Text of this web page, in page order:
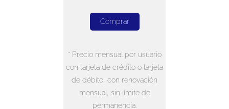
Comprar
* Precio mensual por usuario
con tarjeta de crédito o tarjeta
de débito, con renovación
mensual, sin límite de
permanencia.